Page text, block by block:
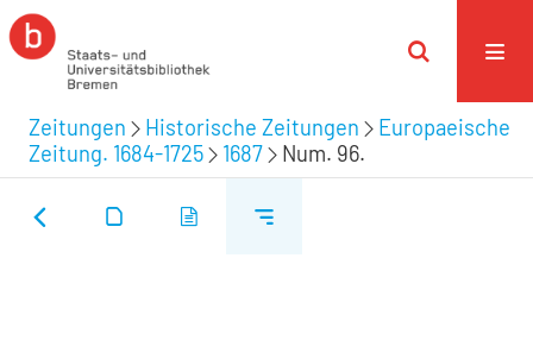
Zeitungen Historische Zeitungen
Europaeische
Zeitung. 1684-1725
1687 Num. 96.